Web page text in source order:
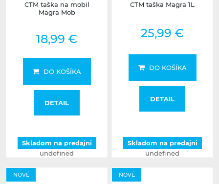
CTM taška na mobil
Magra Mob
18,99 €
DO KOŠÍKA
DETAIL
Skladom na predajni
undefined
CTM taška Magra 1L
25,99 €
DO KOŠÍKA
DETAIL
Skladom na predajni
undefined
NOVÉ NOVÉ